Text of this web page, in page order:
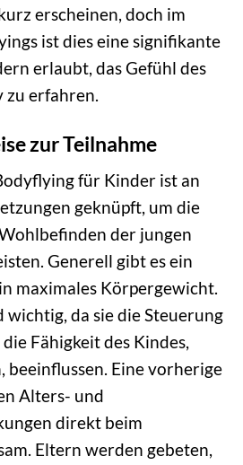
erscheinen, doch im
ist dies eine signifikante
erlaubt, das Gefühl des
zu erfahren.
zur Teilnahme
für Kinder ist an
geknüpft, um die
der jungen
Generell gibt es ein
maximales Körpergewicht.
da sie die Steuerung
Fähigkeit des Kindes,
beeinflussen. Eine vorherige
Alters- und
direkt beim
Eltern werden gebeten,